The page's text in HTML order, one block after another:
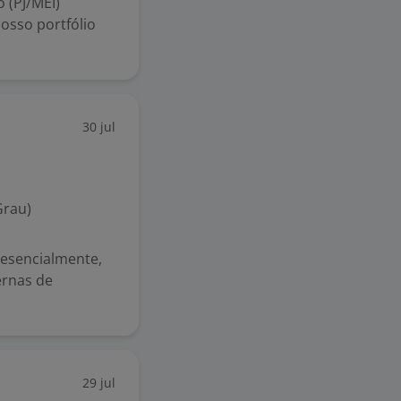
portfólio
30 jul
de
29 jul